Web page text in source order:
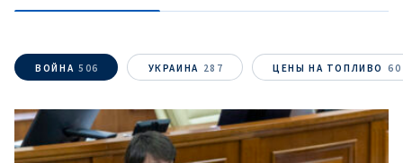
ВОЙНА 506 УКРАИНА 287 ЦЕНЫ НА ТОПЛИВО 60